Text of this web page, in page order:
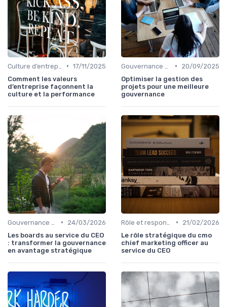
• 17/11/2025
Comment les valeurs
d’entreprise façonnent la
culture et la performance
•
20/09/2025
Optimiser la gestion des
projets pour une meilleure
gouvernance
•
24/03/2026
Les boards au service du CEO
: transformer la gouvernance
en avantage stratégique
•
21/02/2026
Le rôle stratégique du cmo
chief marketing officer au
service du CEO